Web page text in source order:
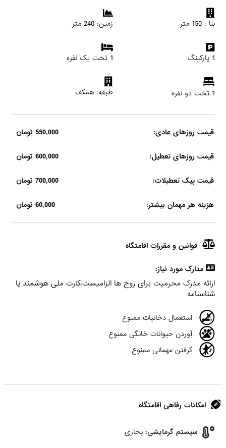
بنا : 150 متر زمین: 240 متر
1 پارکینگ 1 تخت یک نفره
1 تخت دو نفره طبقه: همکف
قیمت روزهای عادی: 550,000 تومان
قیمت روزهای تعطیل: 600,000 تومان
قیمت پیک تعطیلات: 700,000 تومان
هزینه هر مهمان بیشتر: 60,000 تومان
قوانین و مقررات اقامتگاه
مدارک مورد نیاز:
ارائه مدرک محرمیت برای زوج ها الزامیست،کارت ملی هوشمند یا
شناسنامه
استعمال دخانیات ممنوع
آوردن حیوانات خانگی ممنوع
گرفتن مهمانی ممنوع
امکانات رفاهی اقامتگاه
سیستم گرمایشی: بخاری